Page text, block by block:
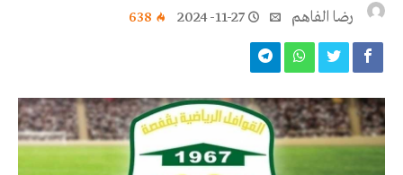
رضا الفاهم 2024-11-27
638